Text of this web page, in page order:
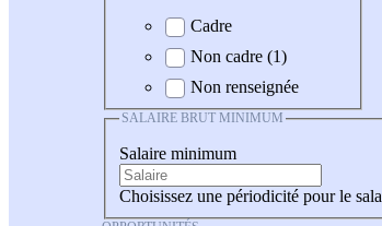
Cadre
Non cadre (1)
Non renseignée
SALAIRE BRUT MINIMUM
Salaire minimum
Choisissez une périodicité pour le